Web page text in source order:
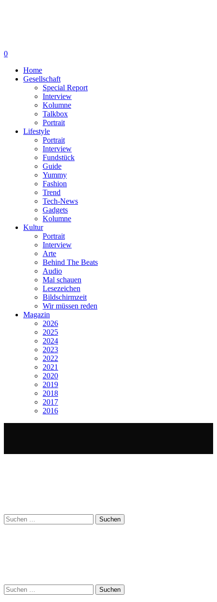
0
Home
Gesellschaft
Special Report
Interview
Kolumne
Talkbox
Portrait
Lifestyle
Portrait
Interview
Fundstück
Guide
Yummy
Fashion
Trend
Tech-News
Gadgets
Kolumne
Kultur
Portrait
Interview
Arte
Behind The Beats
Audio
Mal schauen
Lesezeichen
Bildschirmzeit
Wir müssen reden
Magazin
2026
2025
2024
2023
2022
2021
2020
2019
2018
2017
2016
Suchen
nach:
Suchen
nach: